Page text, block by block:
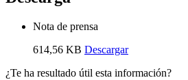
Nota de prensa
614,56 KB Descargar
¿Te ha resultado útil esta información?